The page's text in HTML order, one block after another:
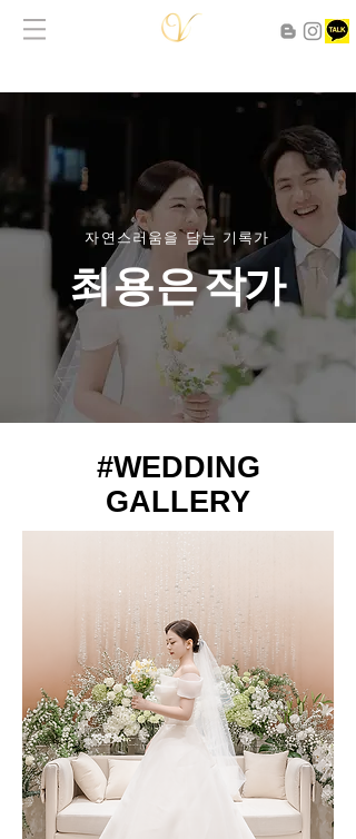
자연스러움을 담는 기록가
최 용 은 작 가
#WEDDING
GALLERY